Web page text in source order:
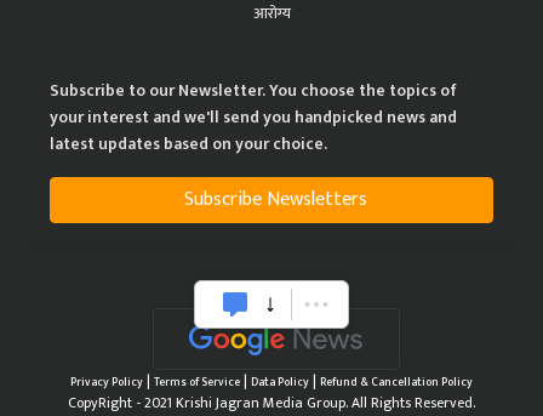
आरोग्य
Subscribe to our Newsletter. You choose the topics of
your interest and we'll send you handpicked news and
latest updates based on your choice.
Subscribe Newsletters
Privacy Policy| Terms of Service| Data Policy| Refund & Cancellation Policy
CopyRight - 2021 Krishi Jagran Media Group. All Rights Reserved.